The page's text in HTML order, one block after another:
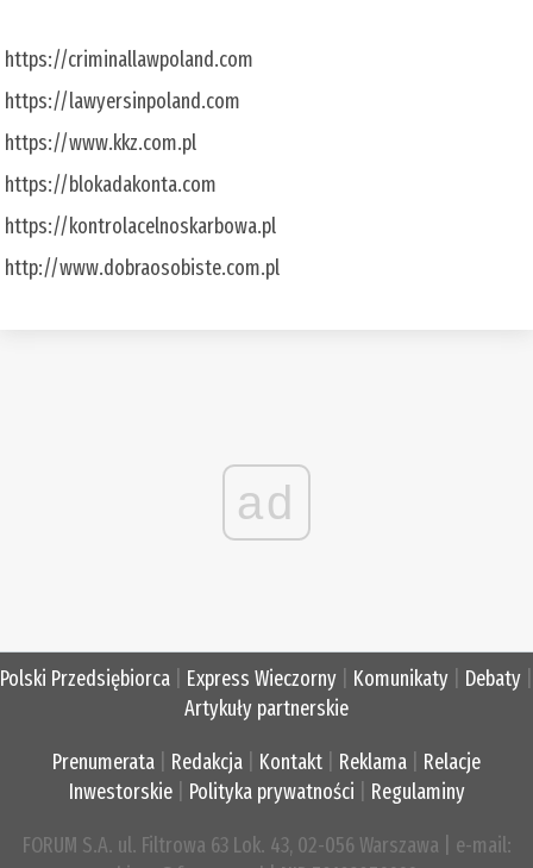
https://criminallawpoland.com
https://lawyersinpoland.com
https://www.kkz.com.pl
https://blokadakonta.com
https://kontrolacelnoskarbowa.pl
http://www.dobraosobiste.com.pl
ad
Polski Przedsiębiorca Express Wieczorny Komunikaty Debaty
Artykuły partnerskie
Prenumerata Redakcja Kontakt Reklama
Relacje
Inwestorskie| Polityka prywatności Regulaminy
FORUM S.A. ul. Filtrowa 63 Lok. 43, 02-056 Warszawa | e-mail: